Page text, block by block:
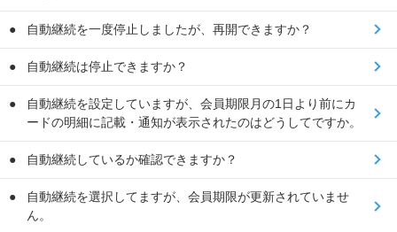
自動継続を一度停止しましたが、再開できますか？
自動継続は停止できますか？
自動継続を設定していますが、会員期限月の1日より前にカ
ードの明細に記載・通知が表示されたのはどうしてですか。
自動継続しているか確認できますか？
自動継続を選択してますが、会員期限が更新されていませ
ん。